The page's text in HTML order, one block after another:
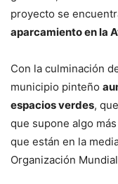
proyecto se
aparcamiento en la
Con la culminación
municipio pinteño
espacios verdes,
que supone algo
que están en la
Organización